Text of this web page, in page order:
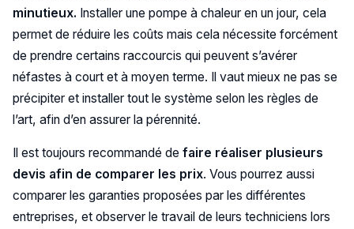
minutieux. Installer une pompe à chaleur en un jour, cela
permet de réduire les coûts mais cela nécessite forcément
de prendre certains raccourcis qui peuvent s’avérer
néfastes à court et à moyen terme. Il vaut mieux ne pas se
précipiter et installer tout le système selon les règles de
l’art, afin d’en assurer la pérennité.
Il est toujours recommandé de faire réaliser plusieurs
devis afin de comparer les prix. Vous pourrez aussi
comparer les garanties proposées par les différentes
entreprises, et observer le travail de leurs techniciens lors